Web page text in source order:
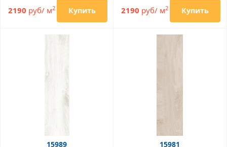
2190 руб/ м2 Купить 2190 руб/ м2 Купить
15989
15981